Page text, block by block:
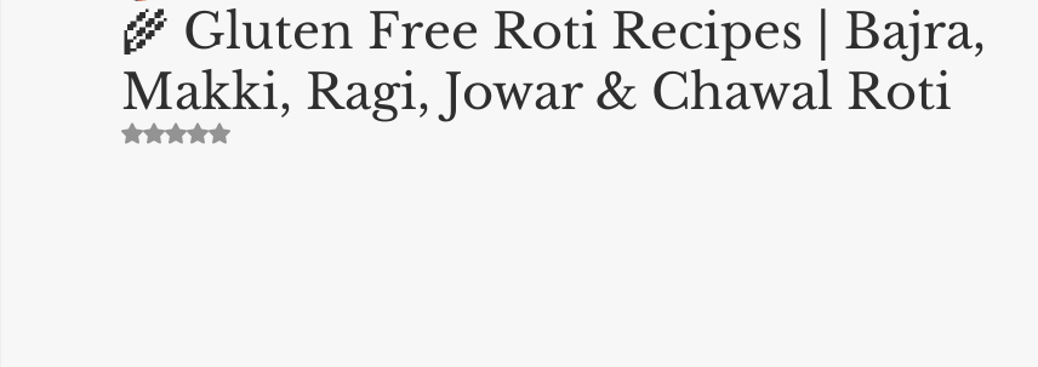
cake recipe सिरका रेसिपीज Diwali Decoration Idea Social & Religious
🌾 Gluten Free Roti Recipes | Bajra,
Makki, Ragi, Jowar & Chawal Roti
5 स्टार में से NaN रेटिंग दी गई।